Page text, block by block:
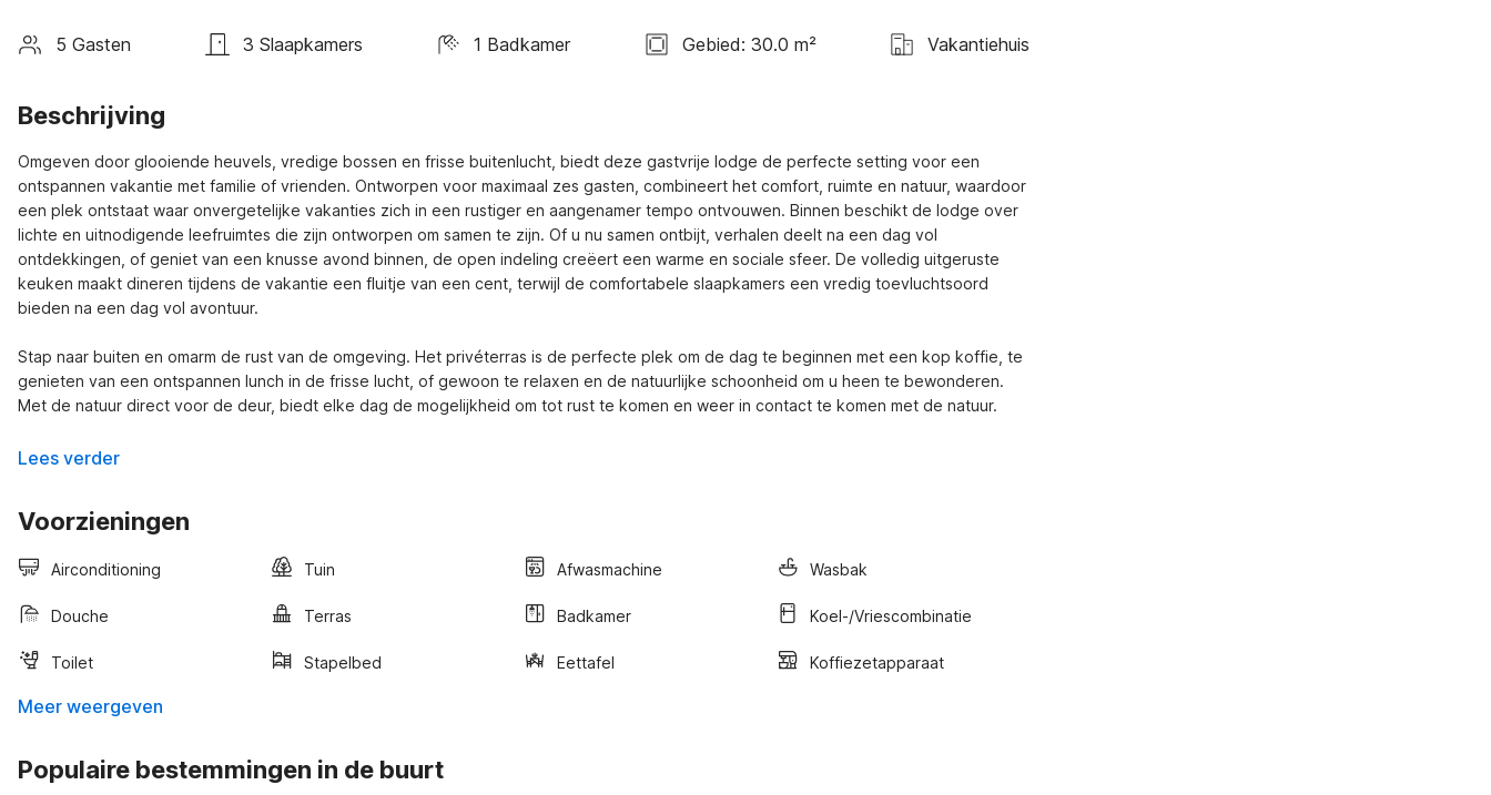
5 Gasten 3 Slaapkamers 1 Badkamer Gebied: 30.0 m² Vakantiehuis
Beschrijving
Omgeven door glooiende heuvels, vredige bossen en frisse buitenlucht, biedt deze gastvrije lodge de perfecte setting voor een
ontspannen vakantie met familie of vrienden. Ontworpen voor maximaal zes gasten, combineert het comfort, ruimte en natuur, waardoor
een plek ontstaat waar onvergetelijke vakanties zich in een rustiger en aangenamer tempo ontvouwen. Binnen beschikt de lodge over
lichte en uitnodigende leefruimtes die zijn ontworpen om samen te zijn. Of u nu samen ontbijt, verhalen deelt na een dag vol
ontdekkingen, of geniet van een knusse avond binnen, de open indeling creëert een warme en sociale sfeer. De volledig uitgeruste
keuken maakt dineren tijdens de vakantie een fluitje van een cent, terwijl de comfortabele slaapkamers een vredig toevluchtsoord
bieden na een dag vol avontuur.
Stap naar buiten en omarm de rust van de omgeving. Het privéterras is de perfecte plek om de dag te beginnen met een kop koffie, te
genieten van een ontspannen lunch in de frisse lucht, of gewoon te relaxen en de natuurlijke schoonheid om u heen te bewonderen.
Met de natuur direct voor de deur, biedt elke dag de mogelijkheid om tot rust te komen en weer in contact te komen met de natuur.
Lees verder
Voorzieningen
Airconditioning Tuin Afwasmachine Wasbak
Douche Terras Badkamer Koel-/vriescombinatie
Toilet Stapelbed Eettafel Koffiezetapparaat
Meer weergeven
Populaire bestemmingen in de buurt